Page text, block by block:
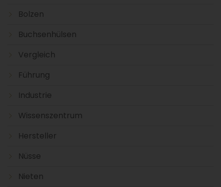
Bolzen
Buchsenhülsen
Vergleich
Führung
Industrie
Wissenszentrum
Hersteller
Nüsse
Nieten